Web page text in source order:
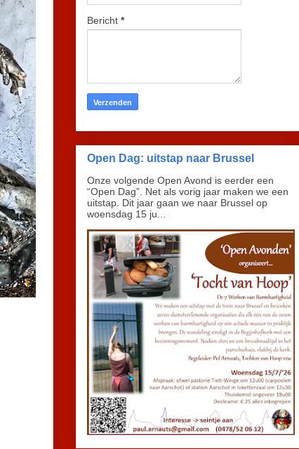
Bericht *
Open Dag: uitstap naar Brussel
Onze volgende Open Avond is eerder een
“Open Dag”. Net als vorig jaar maken we een
uitstap. Dit jaar gaan we naar Brussel op
woensdag 15 ju...